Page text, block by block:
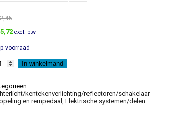
Huidige
is:
€15,72.
excl. btw
voorraad
In winkelmand
kentekenverlichting/reflectoren/schakelaar
en rempedaal
,Elektrische systemen/delen